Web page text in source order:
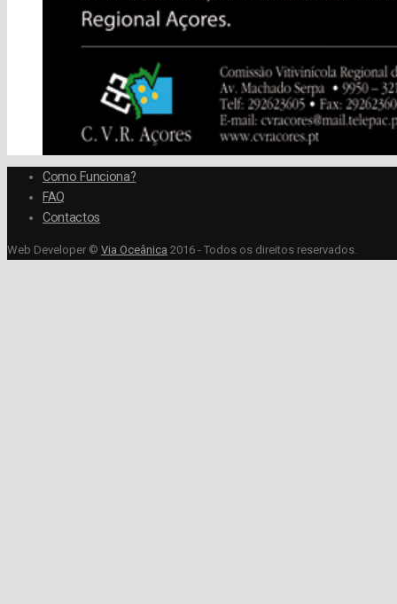
Como Funciona?
FAQ
Contactos
Web Developer © Via Oceânica 2016 - Todos os direitos reservados.